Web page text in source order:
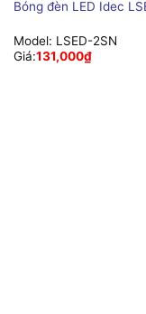
Bóng đèn LED Idec
Model: LSED-2SN
Giá:131,000₫